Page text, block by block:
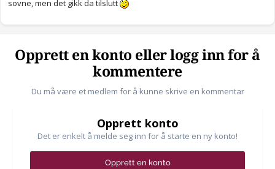
sovne, men det gikk da tilslutt
Opprett en konto eller logg inn for å
kommentere
Du må være et medlem for å kunne skrive en kommentar
Opprett konto
Det er enkelt å melde seg inn for å starte en ny konto!
Opprett en konto